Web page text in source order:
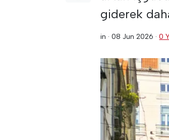
giderek
in ·08 Jun 2026 ·0